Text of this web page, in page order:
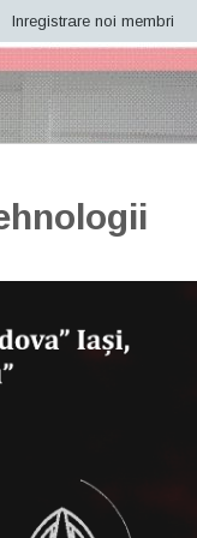
Inregistrare noi membri